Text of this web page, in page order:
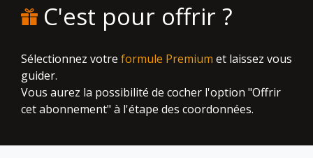
C'est pour offrir ?
Sélectionnez votre formule Premium et laissez vous
guider.
Vous aurez la possibilité de cocher l'option "Offrir
cet abonnement" à l'étape des coordonnées.